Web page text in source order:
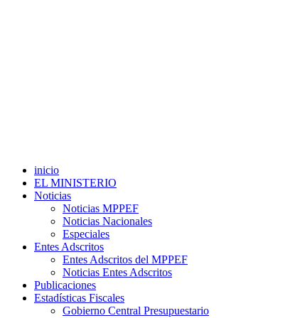
inicio
EL MINISTERIO
Noticias
Noticias MPPEF
Noticias Nacionales
Especiales
Entes Adscritos
Entes Adscritos del MPPEF
Noticias Entes Adscritos
Publicaciones
Estadísticas Fiscales
Gobierno Central Presupuestario